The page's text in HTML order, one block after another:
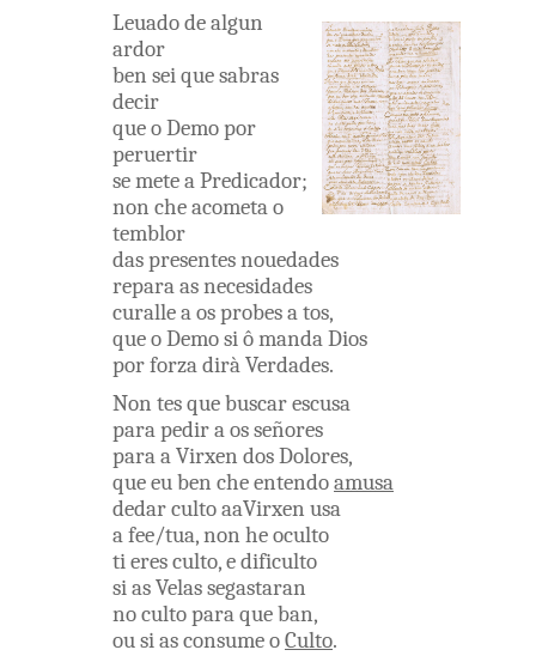
Leuadode algun
ardor
ben seiquesabras
decir
queoDemopor
peruertir
semeteaPredicador;
non cheacometao
temblor
daspresentesnouedades
reparaasnecesidades
curallea osprobesatos,
queoDemosiômandaDios
porforzadiràVerdades.
Non tesquebuscarescusa
parapedira osseñores
paraaVirxen dosDolores,
queeuben cheentendoamusa
dedarcultoaaVirxen usa
afee/tua,non heoculto
tieresculto,edificulto
siasVelassegastaran
nocultoparaqueban,
ousiasconsumeoCulto.